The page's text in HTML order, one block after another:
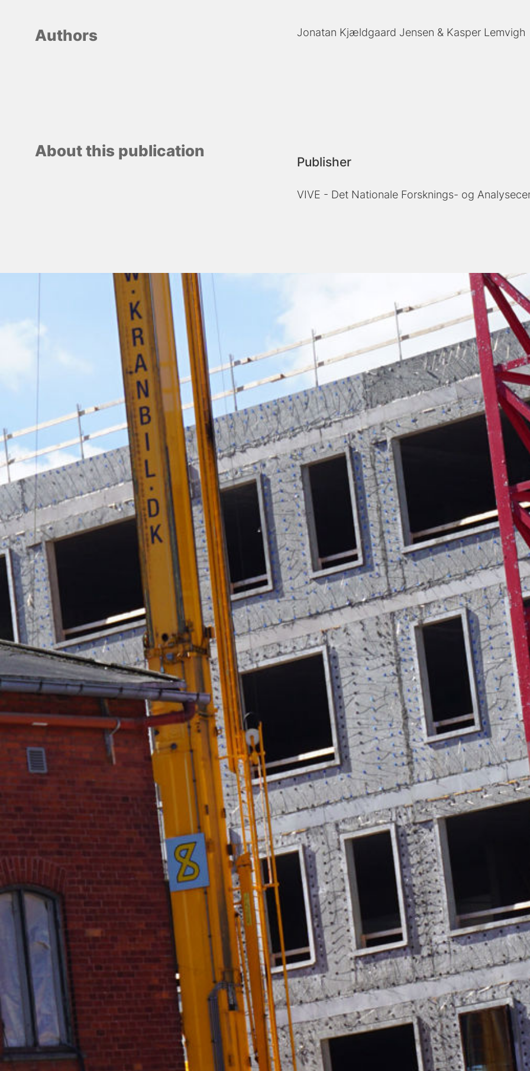
Authors Jonatan Kjældgaard Jensen Kasper Lemvigh
About this publication
Publisher
VIVE - Det Nationale Forsknings- og